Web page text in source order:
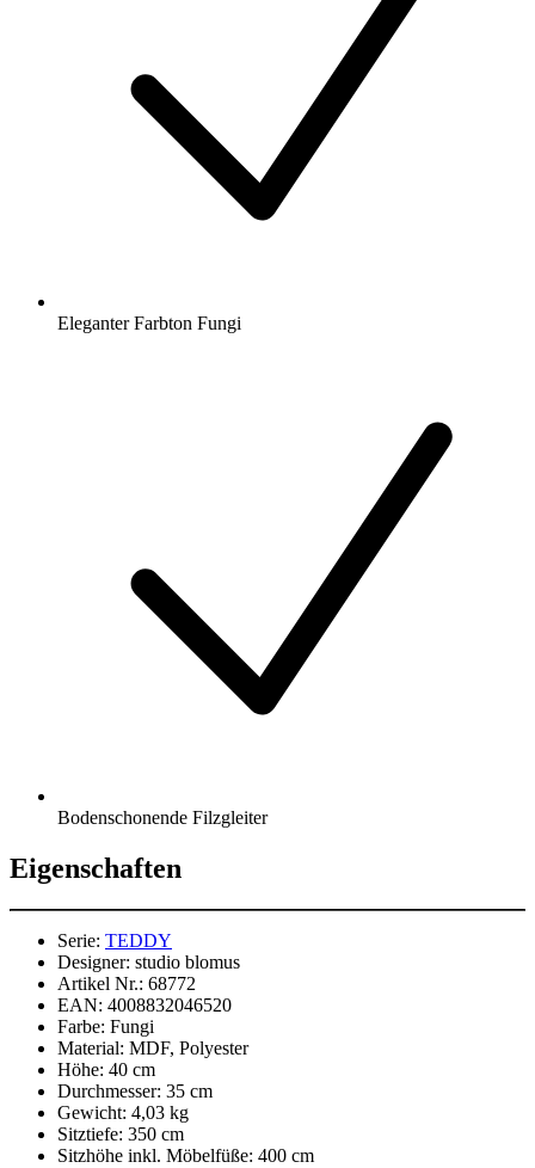
Eleganter Farbton Fungi
Bodenschonende Filzgleiter
Eigenschaften
Serie: TEDDY
Designer: studio blomus
Artikel Nr.: 68772
EAN: 4008832046520
Farbe: Fungi
Material: MDF, Polyester
Höhe: 40 cm
Durchmesser: 35 cm
Gewicht: 4,03 kg
Sitztiefe: 350 cm
Sitzhöhe inkl. Möbelfüße: 400 cm